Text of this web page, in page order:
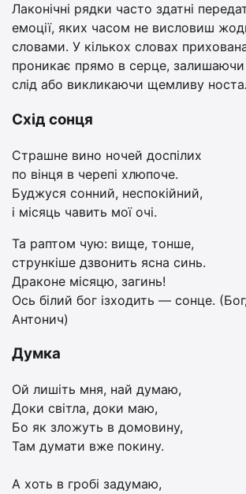
Лаконічні рядки часто здатні
емоції, яких часом не висловиш
словами. У кількох словах
проникає прямо в серце, залишаючи
слід або викликаючи щемливу
Схід сонця
Страшне вино ночей доспілих
по вінця в черепі хлюпоче.
Буджуся сонний, неспокійний,
і місяць чавить мої очі.
Та раптом чую: вище, тонше,
стрункіше дзвонить ясна синь.
Драконе місяцю, загинь!
Ось білий бог ізходить — сонце.
Антонич)
Думка
Ой лишіть мня, най думаю,
Доки світла, доки маю,
Бо як зложуть в домовину,
Там думати вже покину.
А хоть в гробі задумаю,